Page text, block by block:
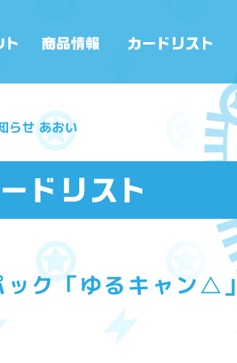
らせ あおい
ック「ゆるキャン△